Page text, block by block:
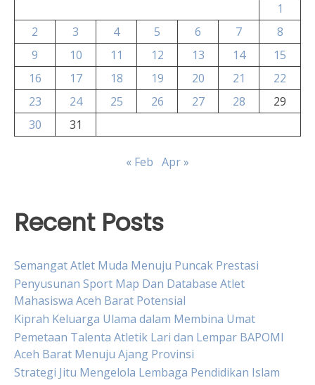
1
2
3 4 5 6 7
8
9
10 11 12 13 14
15
16
17 18 19 20 21
22
23
24 25 26 27 28
29
30
31
« Feb Apr »
Recent Posts
Semangat Atlet Muda Menuju Puncak Prestasi
Penyusunan Sport Map Dan Database Atlet
Mahasiswa Aceh Barat Potensial
Kiprah Keluarga Ulama dalam Membina Umat
Pemetaan Talenta Atletik Lari dan Lempar BAPOMI
Aceh Barat Menuju Ajang Provinsi
Strategi Jitu Mengelola Lembaga Pendidikan Islam